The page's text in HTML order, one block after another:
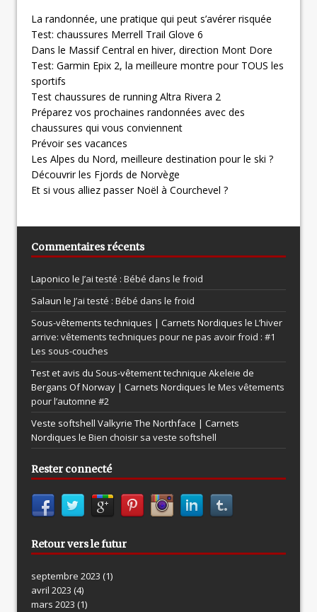
La randonnée, une pratique qui peut s’avérer risquée
Test: chaussures Merrell Trail Glove 6
Dans le Massif Central en hiver, direction Mont Dore
Test: Garmin Epix 2, la meilleure montre pour TOUS les
sportifs
Test chaussures de running Altra Rivera 2
Préparez vos prochaines randonnées avec des
chaussures qui vous conviennent
Prévoir ses vacances
Les Alpes du Nord, meilleure destination pour le ski ?
Découvrir les Fjords de Norvège
Et si vous alliez passer Noël à Courchevel ?
Commentaires récents
Laponico le J’ai testé : Bébé dans le froid
Salaun le J’ai testé : Bébé dans le froid
Sous-vêtements techniques | Carnets Nordiques le L’hiver
arrive: vêtements techniques pour ne pas avoir froid : #1
Les sous-couches
Test et avis du Sous-vêtement technique Akeleie de
Bergans Of Norway | Carnets Nordiques le Mes vêtements
pour l’automne #2
Veste softshell Valkyrie The Northface | Carnets
Nordiques le Bien choisir sa veste softshell
Rester connecté
Retour vers le futur
septembre 2023 (1)
avril 2023 (4)
mars 2023 (1)